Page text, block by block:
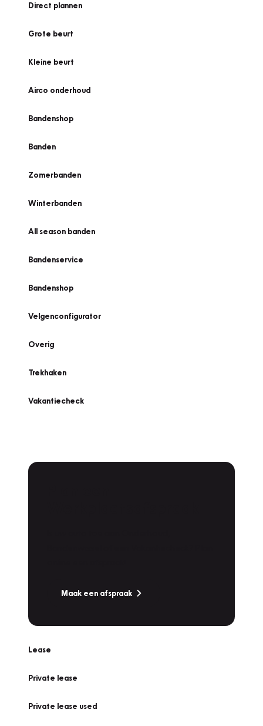
Direct plannen
Grote beurt
Kleine beurt
Airco onderhoud
Bandenshop
Banden
Zomerbanden
Winterbanden
All season banden
Bandenservice
Bandenshop
Velgenconfigurator
Overig
Trekhaken
Vakantiecheck
Maak een afspraak
Lease
Private lease
Private lease used